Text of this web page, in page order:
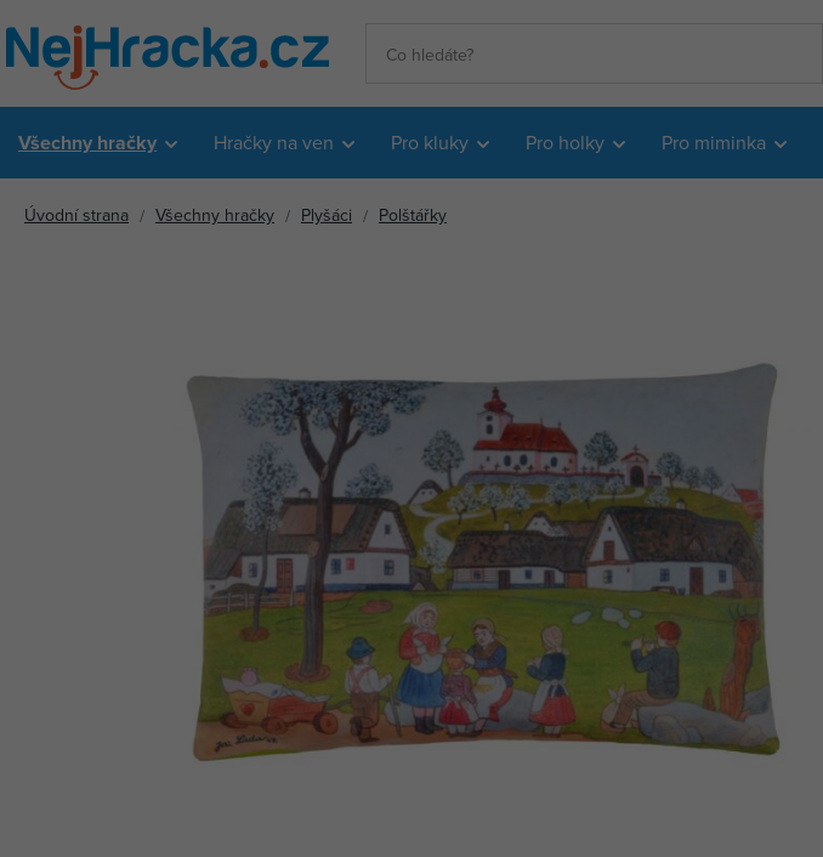
Všechny hračky Hračky na ven Pro kluky Pro holky Pro miminka
Úvodní strana Všechny hračky Plyšáci Polštářky